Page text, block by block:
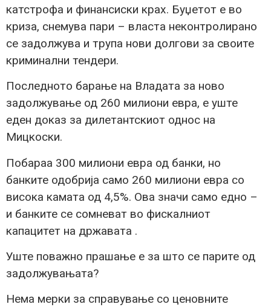
катстрофа и финансиски крах. Буџетот е во
криза, снемува пари – власта неконтролирано
се задолжува и трупа нови долгови за своите
криминални тендери.
Последното барање на Владата за ново
задолжување од 260 милиони евра, е уште
еден доказ за дилетантскиот однос на
Мицкоски.
Побараа 300 милиони евра од банки, но
банките одобрија само 260 милиони евра со
висока камата од 4,5%. Ова значи само едно –
и банките се сомневат во фискалниот
капацитет на државата .
Уште поважно прашање е за што се парите од
задолжувањата?
Нема мерки за справување со ценовните